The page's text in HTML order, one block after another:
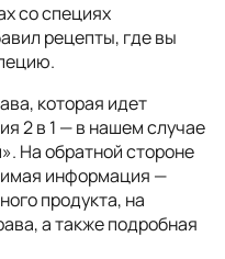
со специях
рецепты, где вы
которая идет
2 в 1 — в нашем случае
На обратной стороне
информация —
продукта, на
а также подробная